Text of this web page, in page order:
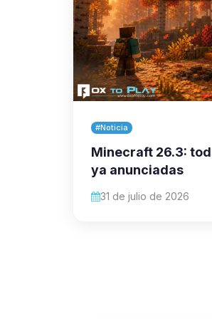
#Noticia
Minecraft 26.3:
ya anunciadas
31 de julio de 2026